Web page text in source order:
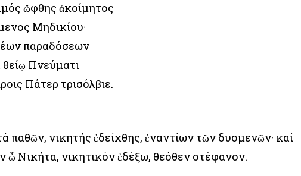
ὤφθης ἀκοίμητος
Μηδικίου·
παραδόσεων
Πνεύματι
Πάτερ τρισόλβιε.
παθῶν, νικητής ἐδείχθης, ἐναντίων τῶν δυσμενῶν· καί
ὦ Νικήτα, νικητικόν ἐδέξω, θεόθεν στέφανον.